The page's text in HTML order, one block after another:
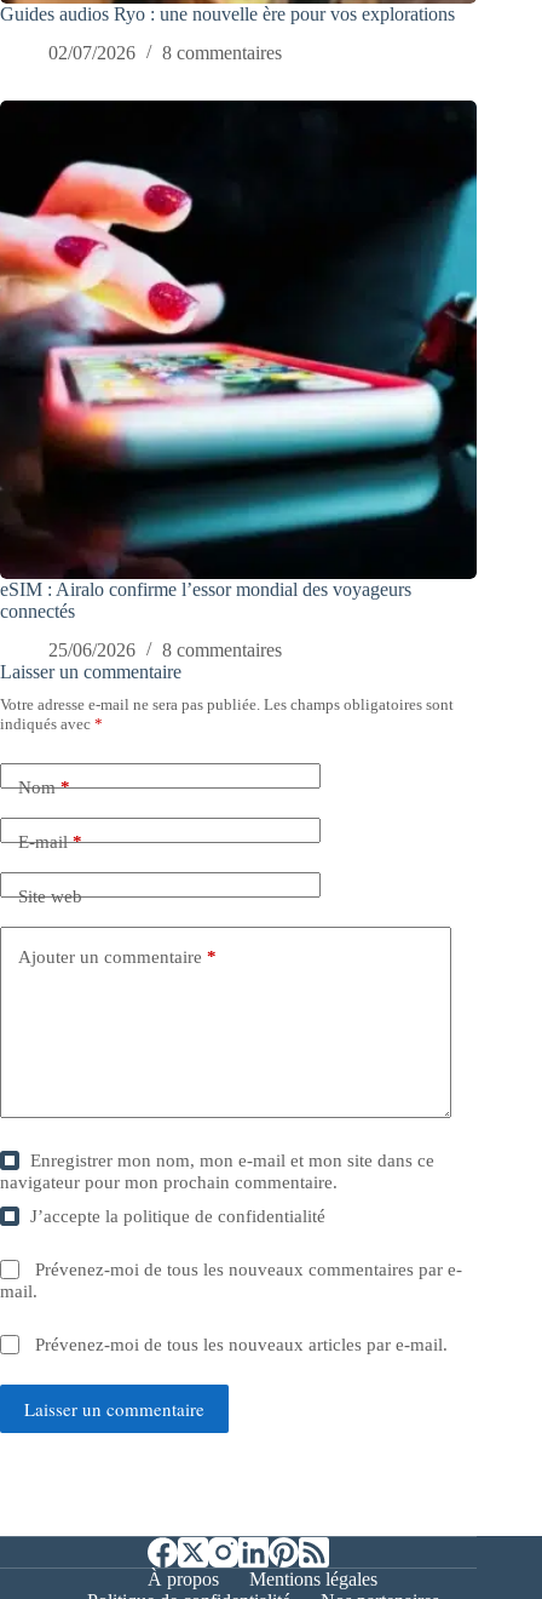
Guides audios Ryo : une nouvelle ère pour vos explorations
02/07/2026
8 commentaires
eSIM : Airalo confirme l’essor mondial des voyageurs
connectés
25/06/2026
8 commentaires
Laisser un commentaire
Votre adresse e-mail ne sera pas publiée. Les champs obligatoires sont
indiqués avec *
Nom*
E-mail*
Site web
Ajouter un commentaire *
Enregistrer mon nom, mon e-mail et mon site dans ce
navigateur pour mon prochain commentaire.
J’accepte lapolitique de confidentialité
Prévenez-moi de tous les nouveaux commentaires par e-
mail.
Prévenez-moi de tous les nouveaux articles par e-mail.
Laisser un commentaire
À propos
Mentions légales